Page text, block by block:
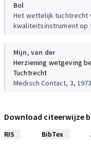
Bol
Het wettelijk tuchtrecht
kwaliteitsinstrument op
Mijn, van der
Herziening wetgeving
Tuchtrecht
Medisch Contact, 3, 1973
Download citeerwijze
RIS BibTex